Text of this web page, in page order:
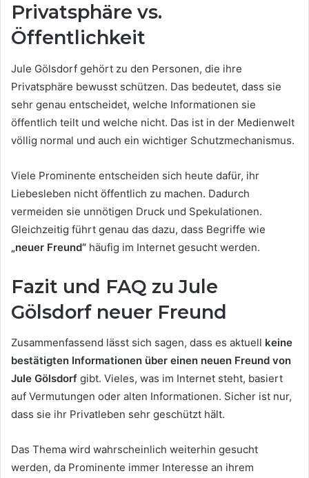
Privatsphäre vs.
Öffentlichkeit
Jule Gölsdorf gehört zu den Personen, die ihre
Privatsphäre bewusst schützen. Das bedeutet, dass sie
sehr genau entscheidet, welche Informationen sie
öffentlich teilt und welche nicht. Das ist in der Medienwelt
völlig normal und auch ein wichtiger Schutzmechanismus.
Viele Prominente entscheiden sich heute dafür, ihr
Liebesleben nicht öffentlich zu machen. Dadurch
vermeiden sie unnötigen Druck und Spekulationen.
Gleichzeitig führt genau das dazu, dass Begriffe wie
„neuer Freund“ häufig im Internet gesucht werden.
Fazit und FAQ zu Jule
Gölsdorf neuer Freund
Zusammenfassend lässt sich sagen, dass es aktuell keine
bestätigten Informationen über einen neuen Freund von
Jule Gölsdorf gibt. Vieles, was im Internet steht, basiert
auf Vermutungen oder alten Informationen. Sicher ist nur,
dass sie ihr Privatleben sehr geschützt hält.
Das Thema wird wahrscheinlich weiterhin gesucht
werden, da Prominente immer Interesse an ihrem